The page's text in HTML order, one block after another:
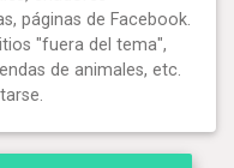
páginas de Facebook.
"fuera del tema",
de animales, etc.